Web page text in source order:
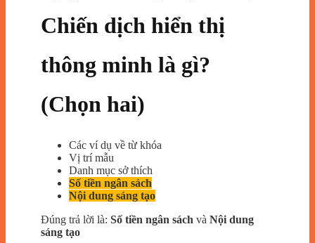
Chiến dịch hiển thị
thông minh là gì?
(Chọn hai)
Các ví dụ về từ khóa
Vị trí mẫu
Danh mục sở thích
Số tiền ngân sách
Nội dung sáng tạo
Đúng trả lời là: Số tiền ngân sách và Nội dung
sáng tạo